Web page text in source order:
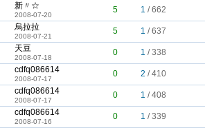
新〃☆
2008-07-20
5 1 /662
烏拉拉
2008-07-21
5 1 /637
天豆
2008-07-18
0 1 /338
cdfq086614
2008-07-17
0 2 /410
cdfq086614
2008-07-17
0 1 /408
cdfq086614
2008-07-16
0 1 /339